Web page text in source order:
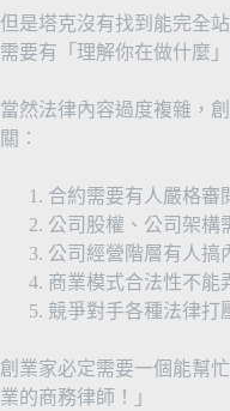
但是塔克沒有找到能完全
需要有「理解你在做什麼
當然法律內容過度複雜，
關：
合約需要有人嚴格審
公司股權、公司架構
公司經營階層有人搞
商業模式合法性不能
競爭對手各種法律打
創業家必定需要一個能幫
業的商務律師！」